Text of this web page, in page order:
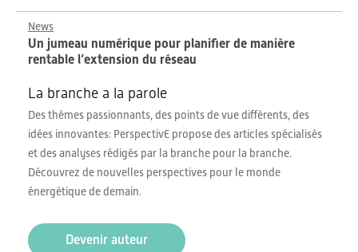
News
Un jumeau numérique pour planifier de manière
rentable l’extension du réseau
La branche a la parole
Des thèmes passionnants, des points de vue différents, des
idées innovantes: PerspectivE propose des articles spécialisés
et des analyses rédigés par la branche pour la branche.
Découvrez de nouvelles perspectives pour le monde
énergétique de demain.
Devenir auteur